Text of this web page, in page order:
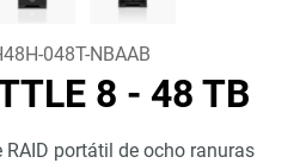
048T-NBAAB
8 - 48 TB
portátil de ocho ranuras